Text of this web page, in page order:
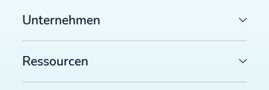
Unternehmen
Ressourcen